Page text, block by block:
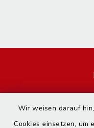
Wir weisen darauf
Cookies einsetzen, um